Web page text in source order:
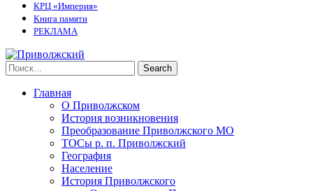
КРЦ «Империя»
Книга памяти
РЕКЛАМА
Главная
О Приволжском
История возникновения
Преобразование Приволжского МО
ТОСы р. п. Приволжский
География
Население
История Приволжского